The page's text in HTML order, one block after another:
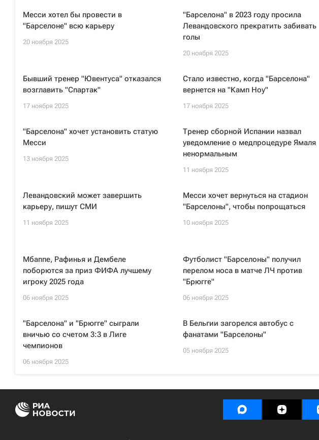
Месси хотел бы провести в
"Барселоне" всю карьеру
20 ноября 2025
"Барселона" в 2023 году просила
Левандовского прекратить забивать
голы
20 ноября 2025
Бывший тренер "Ювентуса" отказался
возглавить "Спартак"
17 ноября 2025
Стало известно, когда "Барселона"
вернется на "Камп Ноу"
17 ноября 2025
"Барселона" хочет установить статую
Месси
13 ноября 2025
Тренер сборной Испании назвал
уведомление о медпроцедуре Ямаля
ненормальным
11 ноября 2025
Левандовский может завершить
карьеру, пишут СМИ
11 ноября 2025
Месси хочет вернуться на стадион
"Барселоны", чтобы попрощаться
10 ноября 2025
Мбаппе, Рафинья и Дембеле
поборются за приз ФИФА лучшему
игроку 2025 года
06 ноября 2025
Футболист "Барселоны" получил
перелом носа в матче ЛЧ против
"Брюгге"
06 ноября 2025
"Барселона" и "Брюгге" сыграли
вничью со счетом 3:3 в Лиге
чемпионов
06 ноября 2025
В Бельгии загорелся автобус с
фанатами "Барселоны"
05 ноября 2025